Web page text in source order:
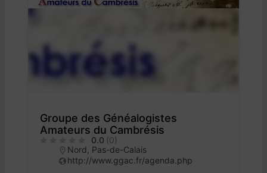
Groupe des Généalogistes
Amateurs du Cambrésis
0.0 (0)
Nord Pas-de-Calais
http://www.ggac.fr/agenda.php